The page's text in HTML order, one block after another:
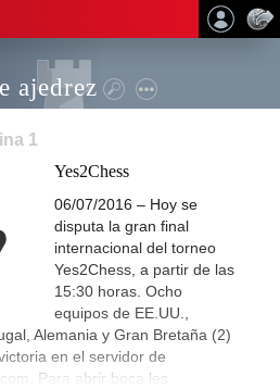
ajedrez
1
Yes2Chess
06/07/2016 – Hoy se
disputa la gran final
internacional del torneo
Yes2Chess, a partir de las
15:30 horas. Ocho
equipos de EE.UU.,
Alemania y Gran Bretaña (2)
en el servidor de
Para abrir boca les